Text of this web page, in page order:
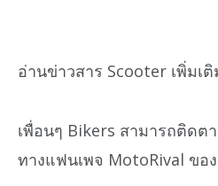
อ่านข่าวสาร Scooter เพิ่มเ
เพื่อนๆ Bikers สามารถติดต
ทางแฟนเพจ MotoRival ของ